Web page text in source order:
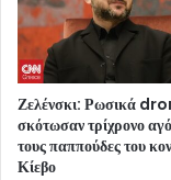
Ζελένσκι: Ρωσικά
σκότωσαν τρίχρονο
τους παππούδες του
Κίεβο